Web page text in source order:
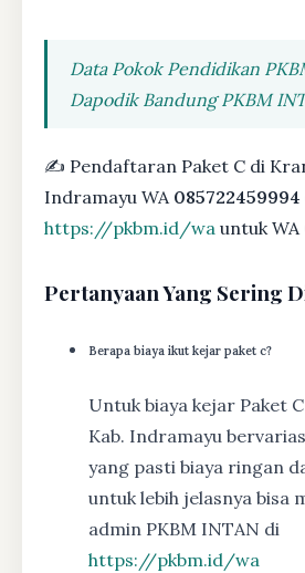
Data Pokok Pendidikan
Dapodik Bandung PKBM
✍ Pendaftaran Paket C di
Indramayu WA 085722459994
https://pkbm.id/wa untuk
Pertanyaan Yang Sering
Berapa biaya ikut kejar paket c?
Untuk biaya kejar Paket
Kab. Indramayu
yang pasti biaya ringan
untuk lebih jelasnya bisa
admin PKBM INTAN di
https://pkbm.id/wa